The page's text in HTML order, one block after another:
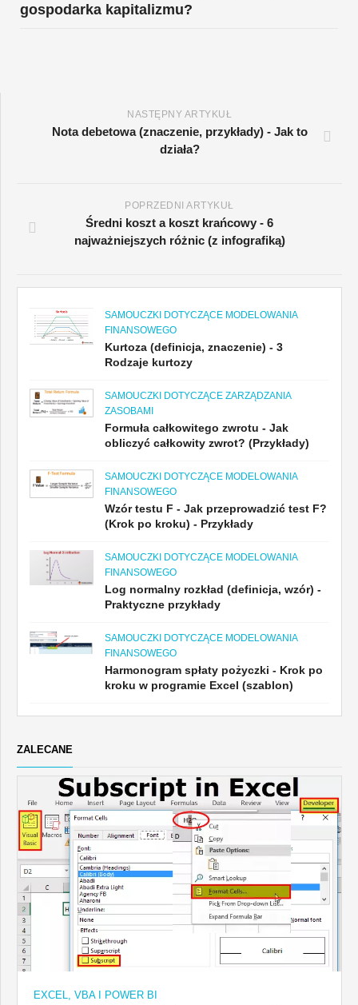
gospodarka kapitalizmu?
NASTĘPNY ARTYKUŁ
Nota debetowa (znaczenie, przykłady) - Jak to
działa?
POPRZEDNI ARTYKUŁ
Średni koszt a koszt krańcowy - 6
najważniejszych różnic (z infografiką)
SAMOUCZKI DOTYCZĄCE MODELOWANIA
FINANSOWEGO
Kurtoza (definicja, znaczenie) - 3
Rodzaje kurtozy
SAMOUCZKI DOTYCZĄCE ZARZĄDZANIA
ZASOBAMI
Formuła całkowitego zwrotu - Jak
obliczyć całkowity zwrot? (Przykłady)
SAMOUCZKI DOTYCZĄCE MODELOWANIA
FINANSOWEGO
Wzór testu F - Jak przeprowadzić test F?
(Krok po kroku) - Przykłady
SAMOUCZKI DOTYCZĄCE MODELOWANIA
FINANSOWEGO
Log normalny rozkład (definicja, wzór) -
Praktyczne przykłady
SAMOUCZKI DOTYCZĄCE MODELOWANIA
FINANSOWEGO
Harmonogram spłaty pożyczki - Krok po
kroku w programie Excel (szablon)
ZALECANE
EXCEL, VBA I POWER BI